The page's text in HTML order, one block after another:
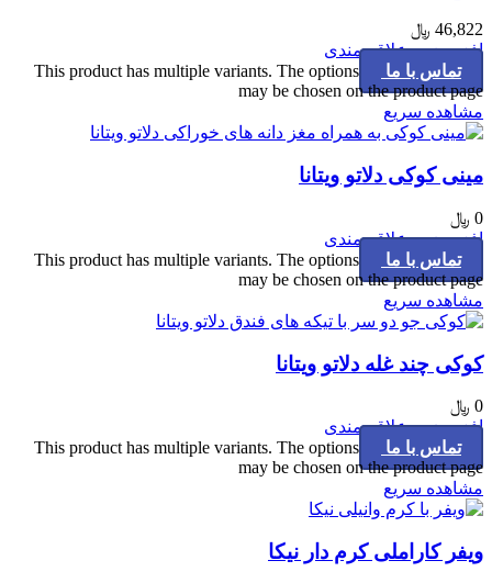
46,822 ﷼
افزودن به علاقه مندی
تماس با ما
This product has multiple variants. The options
may be chosen on the product page
مشاهده سریع
مینی کوکی دلاتو ویتانا
0 ﷼
افزودن به علاقه مندی
تماس با ما
This product has multiple variants. The options
may be chosen on the product page
مشاهده سریع
کوکی چند غله دلاتو ویتانا
0 ﷼
افزودن به علاقه مندی
تماس با ما
This product has multiple variants. The options
may be chosen on the product page
مشاهده سریع
ویفر کاراملی کرم دار نیکا